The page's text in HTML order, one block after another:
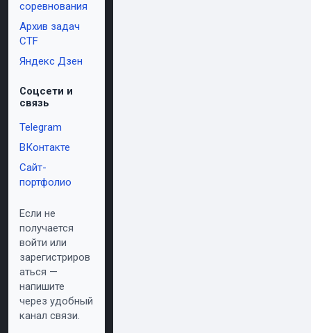
соревнования
Архив задач
CTF
Яндекс Дзен
Соцсети и
связь
Telegram
ВКонтакте
Сайт-
портфолио
Если не
получается
войти или
зарегистриров
аться —
напишите
через удобный
канал связи.